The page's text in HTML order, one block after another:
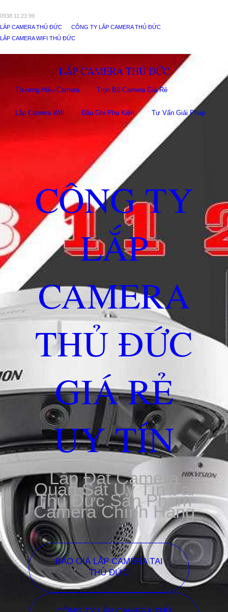
0938 11 23 99
LẮP CAMERA THỦ ĐỨC
CÔNG TY LẮP CAMERA THỦ ĐỨC
LẮP CAMERA WIFI THỦ ĐỨC
LẮP CAMERA THỦ ĐỨC
Thương Hiệu Camera Trọn Bộ Camera Giá Rẻ
Lắp Camera Wifi Đầu Ghi Phụ Kiên Tư Vấn Giải Pháp
CÔNG TY
LẮP
CAMERA
THỦ ĐỨC
GIÁ RẺ
UY TÍN
Lắp Đặt Camera
Quan Sát Uy Tín Tại
Thủ Đức Sản Phẩm
Camera Chính Hãng
BÁO GIÁ LẮP CAMERA TẠI
THỦ ĐỨC